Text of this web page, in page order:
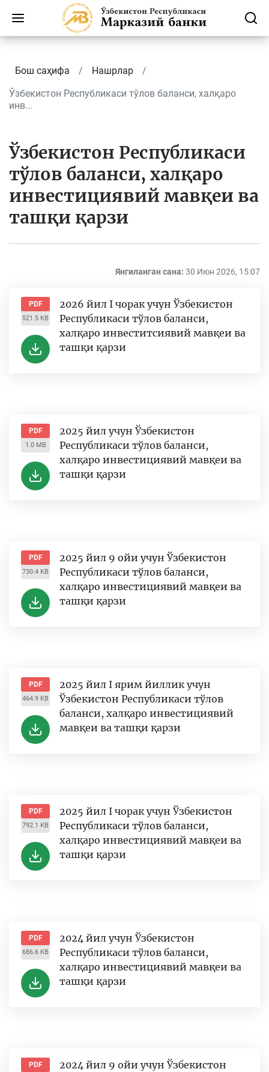
Бош саҳифа
Нашрлар
Ўзбекистон Республикаси тўлов баланси, халқаро
инв...
Ўзбекистон Республикаси
тўлов баланси, халқаро
инвестициявий мавқеи ва
ташқи қарзи
Янгиланган сана: 30 Июн 2026, 15:07
PDF
521.5 KB
2026 йил I чорак учун Ўзбекистон
Республикаси тўлов баланси,
халқаро инвеститсиявий мавқеи ва
ташқи қарзи
PDF
1.0 MB
2025 йил учун Ўзбекистон
Республикаси тўлов баланси,
халқаро инвестициявий мавқеи ва
ташқи қарзи
PDF
730.4 KB
2025 йил 9 ойи учун Ўзбекистон
Республикаси тўлов баланси,
халқаро инвестициявий мавқеи ва
ташқи қарзи
PDF
464.9 KB
2025 йил I ярим йиллик учун
Ўзбекистон Республикаси тўлов
баланси, халқаро инвестициявий
мавқеи ва ташқи қарзи
PDF
792.1 KB
2025 йил I чорак учун Ўзбекистон
Республикаси тўлов баланси,
халқаро инвестициявий мавқеи ва
ташқи қарзи
PDF
686.6 KB
2024 йил учун Ўзбекистон
Республикаси тўлов баланси,
халқаро инвестициявий мавқеи ва
ташқи қарзи
PDF
2024 йил 9 ойи учун Ўзбекистон